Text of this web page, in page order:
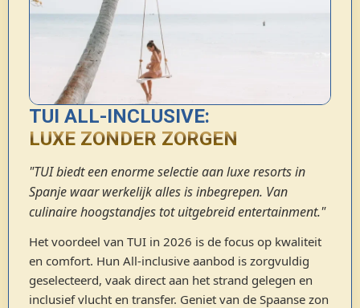
TUI ALL-INCLUSIVE:
LUXE ZONDER ZORGEN
"TUI biedt een enorme selectie aan luxe resorts in
Spanje waar werkelijk alles is inbegrepen. Van
culinaire hoogstandjes tot uitgebreid entertainment."
Het voordeel van TUI in 2026 is de focus op kwaliteit
en comfort. Hun All-inclusive aanbod is zorgvuldig
geselecteerd, vaak direct aan het strand gelegen en
inclusief vlucht en transfer. Geniet van de Spaanse zon